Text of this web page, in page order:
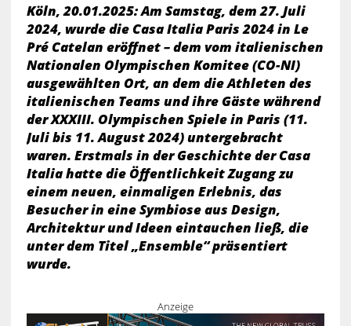
Köln, 20.01.2025: Am Samstag, dem 27. Juli
2024, wurde die Casa Italia Paris 2024 in Le
Pré Catelan eröffnet – dem vom italienischen
Nationalen Olympischen Komitee (CO-NI)
ausgewählten Ort, an dem die Athleten des
italienischen Teams und ihre Gäste während
der XXXIII. Olympischen Spiele in Paris (11.
Juli bis 11. August 2024) untergebracht
waren. Erstmals in der Geschichte der Casa
Italia hatte die Öffentlichkeit Zugang zu
einem neuen, einmaligen Erlebnis, das
Besucher in eine Symbiose aus Design,
Architektur und Ideen eintauchen ließ, die
unter dem Titel „Ensemble“ präsentiert
wurde.
Anzeige